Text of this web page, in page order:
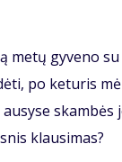
me­tų gy­ve­no
po ke­tu­ris
skam­bės
klau­si­mas?